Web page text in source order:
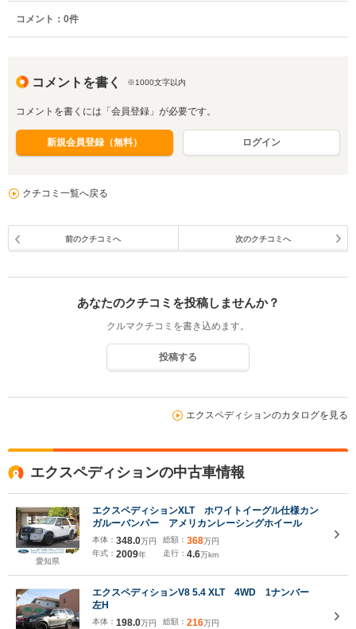
コメント： 0件
コメントを書く ※1000文字以内
コメントを書くには「会員登録」が必要です。
新規会員登録（無料） ログイン
クチコミ一覧へ戻る
前のクチコミへ 次のクチコミへ
あなたのクチコミを投稿しませんか？
クルマクチコミを書き込めます。
投稿する
エクスペディションのカタログを見る
エクスペディションの中古車情報
愛知県
エクスペディションXLT ホワイトイーグル仕様カン
ガルーバンパー アメリカンレーシングホイール
本体： 348.0万円
年式： 2009年
総額： 368万円
走行： 4.6万km
エクスペディションV8 5.4 XLT 4WD 1ナンバー
左H
本体： 198.0万円
総額： 216万円